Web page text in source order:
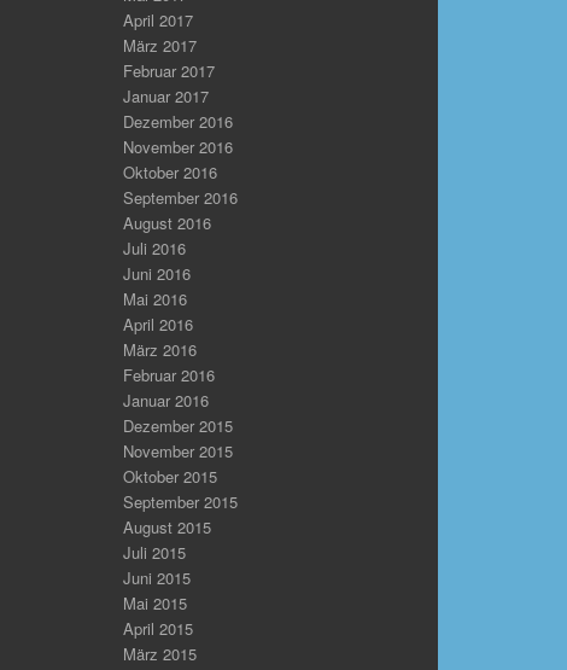
April 2017
März 2017
Februar 2017
Januar 2017
Dezember 2016
November 2016
Oktober 2016
September 2016
August 2016
Juli 2016
Juni 2016
Mai 2016
April 2016
März 2016
Februar 2016
Januar 2016
Dezember 2015
November 2015
Oktober 2015
September 2015
August 2015
Juli 2015
Juni 2015
Mai 2015
April 2015
März 2015